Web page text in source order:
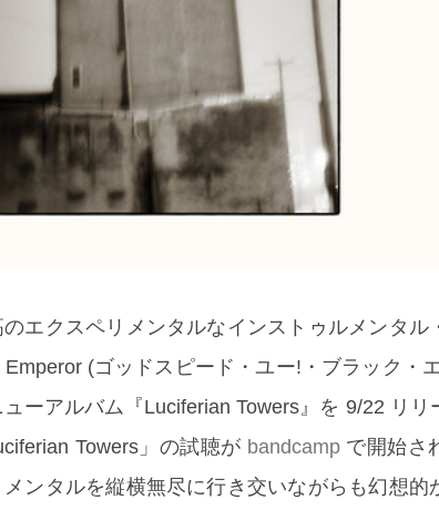
エクスペリメンタルなインストゥルメンタル
(ゴッドスピード・ユー!・ブラック・
ーアルバム『Luciferian Towers』を 9/22 リリ
Towers」の試聴が bandcampで開始さ
ンタルを縦横無尽に行き交いながらも幻想的